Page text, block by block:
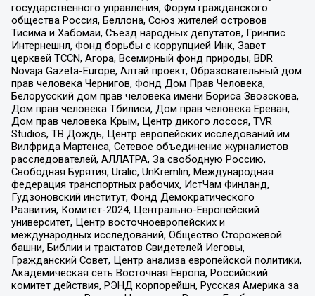
государственного управления, Форум гражданского
общества Россия, Беллона, Союз жителей островов
Тисима и Хабомаи, Съезд народных депутатов, Гринпис
Интернешнл, Фонд борьбы с коррупцией Инк, Завет
церквей TCCN, Агора, Всемирный фонд природы, BDR
Novaja Gazeta-Europe, Алтай проект, Образовательный дом
прав человека Чернигов, Фонд Дом Прав Человека,
Белорусский дом прав человека имени Бориса Звозскова,
Дом прав человека Тбилиси, Дом прав человека Ереван,
Дом прав человека Крым, Центр дикого лосося, TVR
Studios, ТВ Дождь, Центр европейских исследований им
Вилфрида Мартенса, Сетевое объединение журналистов
расследователей, АЛЛАТРА, За свободную Россию,
Свободная Бурятия, Uralic, UnKremlin, Международная
федерация транспортных рабочих, ИстЧам Финланд,
Гудзоновский институт, Фонд Демократического
Развития, Комитет-2024, Центрально-Европейский
университет, Центр восточноевропейских и
международных исследований, Общество Сторожевой
башни, Библии и трактатов Свидетелей Иеговы,
Гражданский Совет, Центр анализа европейской политики,
Академическая сеть Восточная Европа, Российский
комитет действия, РЭНД корпорейшн, Русская Америка за